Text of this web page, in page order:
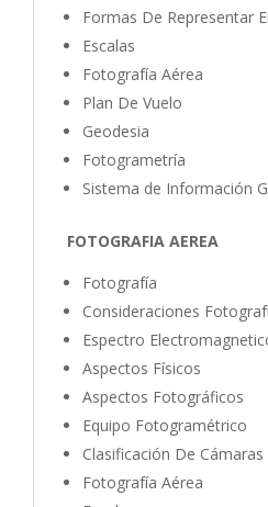
Formas De Representar
Escalas
Fotografía Aérea
Plan De Vuelo
Geodesia
Fotogrametría
Sistema de Información
FOTOGRAFIA AEREA
Fotografía
Consideraciones
Espectro
Aspectos Físicos
Aspectos Fotográficos
Equipo Fotogramétrico
Clasificación De Cámaras
Fotografía Aérea